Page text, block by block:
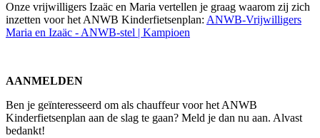
Onze vrijwilligers Izaäc en Maria vertellen je graag waarom zij zich
inzetten voor het ANWB Kinderfietsenplan: ANWB-Vrijwilligers
Maria en Izaäc - ANWB-stel | Kampioen
AANMELDEN
Ben je geïnteresseerd om als chauffeur voor het ANWB
Kinderfietsenplan aan de slag te gaan? Meld je dan nu aan. Alvast
bedankt!